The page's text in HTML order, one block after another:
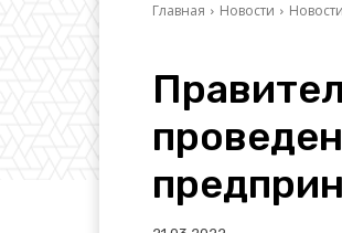
Главная Новости